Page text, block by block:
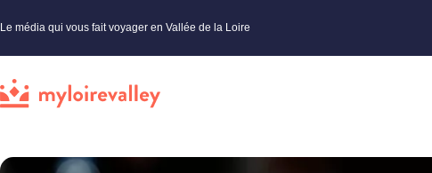
Le média qui vous fait voyager en Vallée de la Loire